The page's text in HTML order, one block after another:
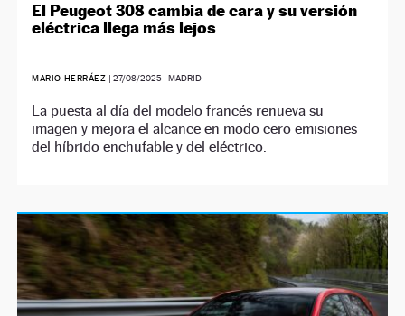
El Peugeot 308 cambia de cara y su versión
eléctrica llega más lejos
MARIO HERRÁEZ | 27/08/2025| MADRID
La puesta al día del modelo francés renueva su
imagen y mejora el alcance en modo cero emisiones
del híbrido enchufable y del eléctrico.